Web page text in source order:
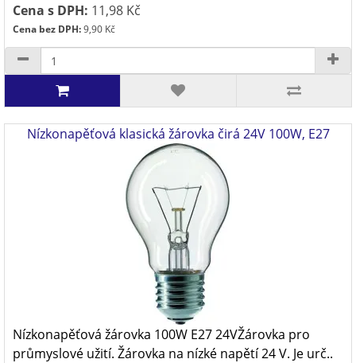
Cena s DPH: 11,98 Kč
Cena bez DPH:9,90 Kč
Nízkonapěťová klasická žárovka čirá 24V 100W, E27
Nízkonapěťová žárovka 100W E27 24VŽárovka pro
průmyslové užití. Žárovka na nízké napětí 24 V. Je urč..